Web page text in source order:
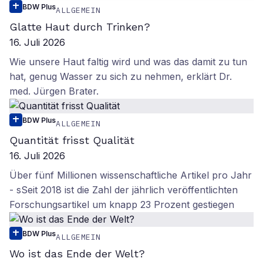
BDW PlusALLGEMEIN
Glatte Haut durch Trinken?
16. Juli 2026
Wie unsere Haut faltig wird und was das damit zu tun
hat, genug Wasser zu sich zu nehmen, erklärt Dr.
med. Jürgen Brater.
BDW PlusALLGEMEIN
Quantität frisst Qualität
16. Juli 2026
Über fünf Millionen wissenschaftliche Artikel pro Jahr
- sSeit 2018 ist die Zahl der jährlich veröffentlichten
Forschungsartikel um knapp 23 Prozent gestiegen
BDW PlusALLGEMEIN
Wo ist das Ende der Welt?